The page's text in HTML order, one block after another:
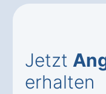
Jetzt
erhalten